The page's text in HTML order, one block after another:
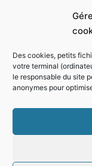
Des cookies, petits
votre terminal
le responsable du site
anonymes pour
Horaires